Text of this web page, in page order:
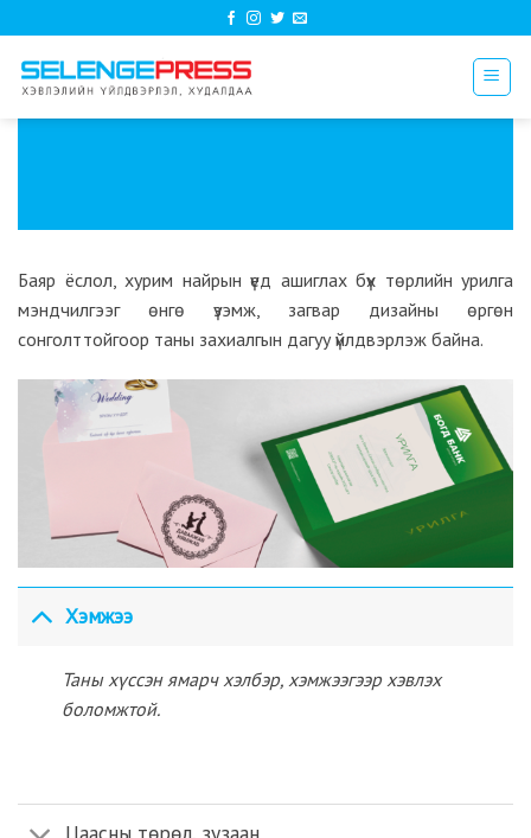
to
content
Баяр ёслол, хурим найрын үед ашиглах бүх төрлийн урилга
мэндчилгээг өнгө үзэмж, загвар дизайны өргөн
сонголттойгоор таны захиалгын дагуу үйлдвэрлэж байна.
Хэмжээ
Таны хүссэн ямарч хэлбэр, хэмжээгээр хэвлэх
боломжтой.